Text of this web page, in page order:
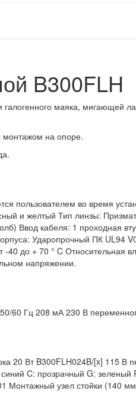
B300FLH
маяка, мигающей
монтажом на опоре.
пользователем во время
и желтый Тип линзы:
Ввод кабеля: 1 проходная
Ударопрочный ПК UL94
до + 70 ° C Относительная
напряжении.
60 Гц 208 мА 230 В
20 Вт B300FLH024B/[x] 115 В
C: прозрачный G:
Монтажный узел стойки (140